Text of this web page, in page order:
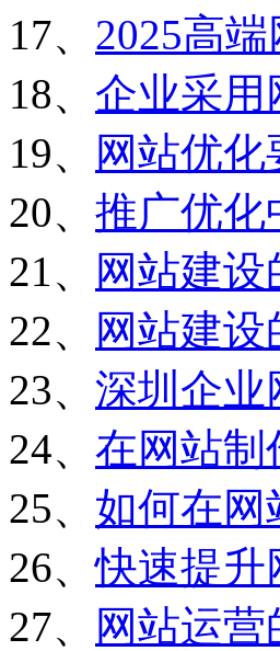
17、 2025高
18、 企业采用
19、
网站优
20、 推广优化
21、
网站建
22、
网站建
23、 深圳企业
24、 在网站制
25、 如何在网
26、快速提升
27、
网站运